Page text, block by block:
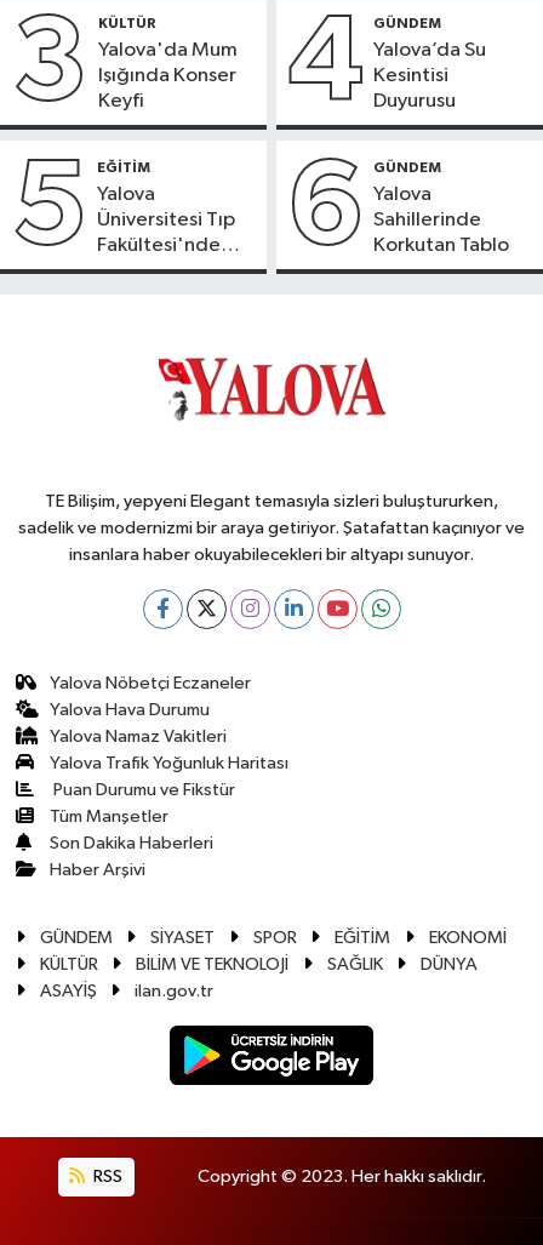
3 KÜLTÜR
Yalova'da Mum
Işığında Konser
Keyfi
4 GÜNDEM
Yalova’da Su
Kesintisi
Duyurusu
5 EĞİTİM
Yalova
Üniversitesi Tıp
Fakültesi'nde
Yeni Dönem
6 GÜNDEM
Yalova
Sahillerinde
Korkutan Tablo
TE Bilişim, yepyeni Elegant temasıyla sizleri buluştururken,
sadelik ve modernizmi bir araya getiriyor. Şatafattan kaçınıyor ve
insanlara haber okuyabilecekleri bir altyapı sunuyor.
Yalova Nöbetçi Eczaneler
Yalova Hava Durumu
Yalova Namaz Vakitleri
Yalova Trafik Yoğunluk Haritası
Puan Durumu ve Fikstür
Tüm Manşetler
Son Dakika Haberleri
Haber Arşivi
GÜNDEM SİYASET SPOR EĞİTİM
EKONOMİ
KÜLTÜR
BİLİM VE TEKNOLOJİ SAĞLIK
DÜNYA
ASAYİŞ
ilan.gov.tr
RSS Copyright © 2023. Her hakkı saklıdır.